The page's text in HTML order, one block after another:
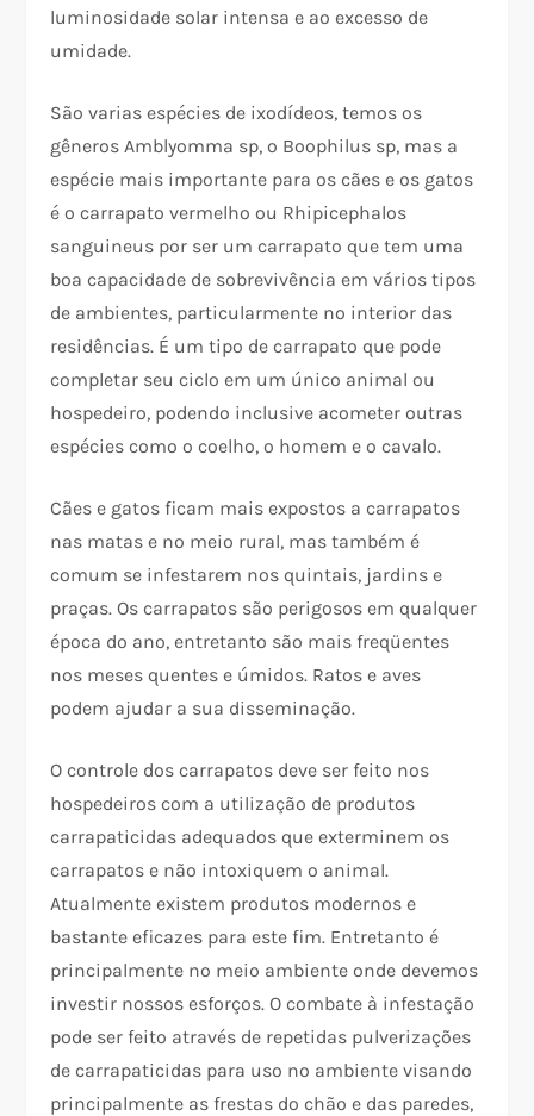
luminosidade solar intensa e ao excesso de
umidade.
São varias espécies de ixodídeos, temos os
gêneros Amblyomma sp, o Boophilus sp, mas a
espécie mais importante para os cães e os gatos
é o carrapato vermelho ou Rhipicephalos
sanguineus por ser um carrapato que tem uma
boa capacidade de sobrevivência em vários tipos
de ambientes, particularmente no interior das
residências. É um tipo de carrapato que pode
completar seu ciclo em um único animal ou
hospedeiro, podendo inclusive acometer outras
espécies como o coelho, o homem e o cavalo.
Cães e gatos ficam mais expostos a carrapatos
nas matas e no meio rural, mas também é
comum se infestarem nos quintais, jardins e
praças. Os carrapatos são perigosos em qualquer
época do ano, entretanto são mais freqüentes
nos meses quentes e úmidos. Ratos e aves
podem ajudar a sua disseminação.
O controle dos carrapatos deve ser feito nos
hospedeiros com a utilização de produtos
carrapaticidas adequados que exterminem os
carrapatos e não intoxiquem o animal.
Atualmente existem produtos modernos e
bastante eficazes para este fim. Entretanto é
principalmente no meio ambiente onde devemos
investir nossos esforços. O combate à infestação
pode ser feito através de repetidas pulverizações
de carrapaticidas para uso no ambiente visando
principalmente as frestas do chão e das paredes,